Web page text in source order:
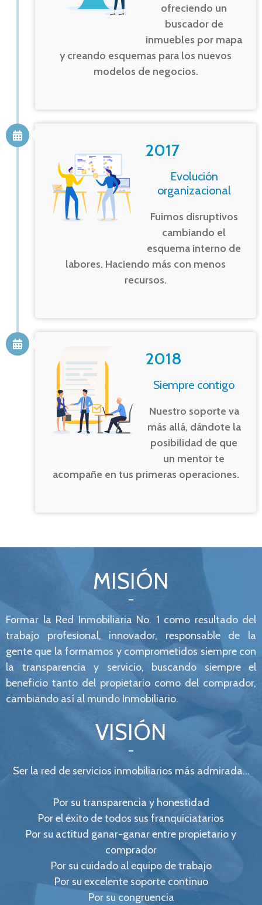
ofreciendo un
buscador de
inmuebles por mapa
y creando esquemas para los nuevos
modelos de negocios.
2017
Evolución
organizacional
Fuimos disruptivos
cambiando el
esquema interno de
labores. Haciendo más con menos
recursos.
2018
Siempre contigo
Nuestro soporte va
más allá, dándote la
posibilidad de que
un mentor te
acompañe en tus primeras operaciones.
MISIÓN
Formar la Red Inmobiliaria No. 1 como resultado del
trabajo profesional, innovador, responsable de la
gente que la formamos y comprometidos siempre con
la transparencia y servicio, buscando siempre el
beneficio tanto del propietario como del comprador,
cambiando así al mundo Inmobiliario.
VISIÓN
Ser la red de servicios inmobiliarios más admirada…
Por su transparencia y honestidad
Por el éxito de todos sus franquiciatarios
Por su actitud ganar-ganar entre propietario y
comprador
Por su cuidado al equipo de trabajo
Por su excelente soporte continuo
Por su congruencia